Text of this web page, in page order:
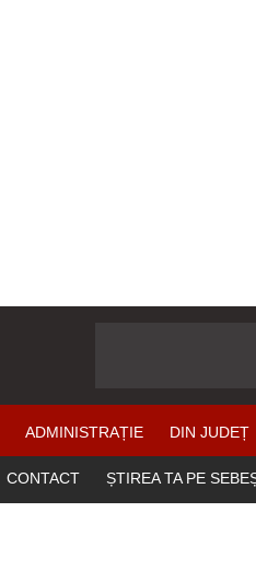
ADMINISTRAȚIE DIN JUDEȚ
CONTACT ȘTIREA TA PE